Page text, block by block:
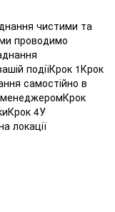
чистими та
проводимо
подіїКрок 1Крок
самостійно в
менеджеромКрок
4У
локації